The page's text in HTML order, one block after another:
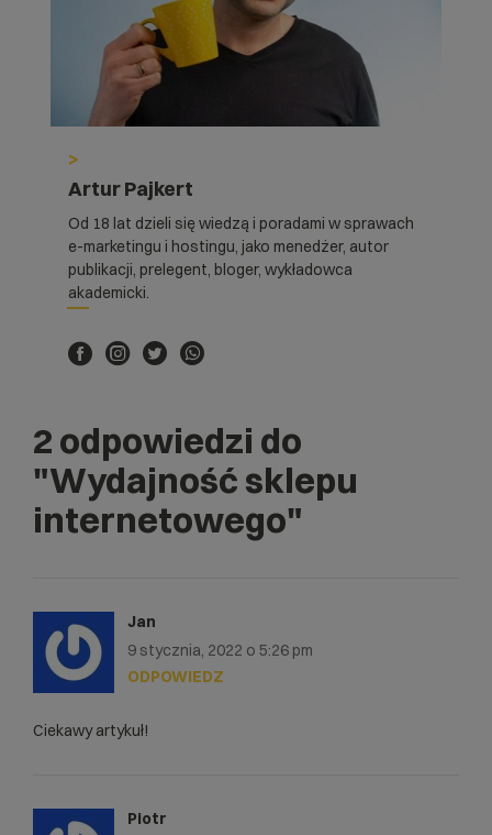
>
Artur Pajkert
Od 18 lat dzieli się wiedzą i poradami w sprawach
e-marketingu i hostingu, jako menedżer, autor
publikacji, prelegent, bloger, wykładowca
akademicki.
2 odpowiedzi do
"Wydajność sklepu
internetowego"
Jan
9 stycznia, 2022 o 5:26 pm
Ciekawy artykuł!
ODPOWIEDZ
Piotr